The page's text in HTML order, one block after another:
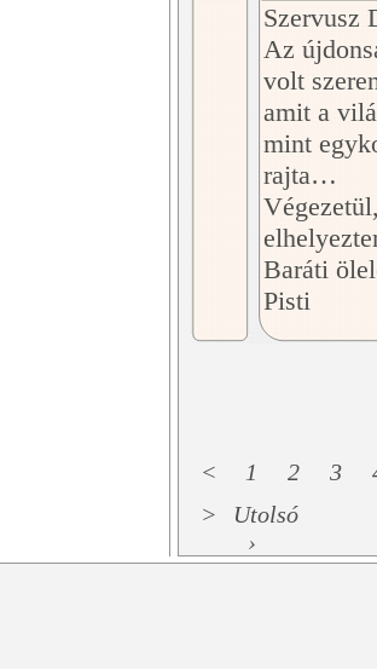
Szervusz
Az
volt
amit a
mint
rajta…
Baráti
Pisti
< 1 2 3
>
Utolsó
›